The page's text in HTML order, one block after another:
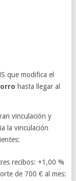
que modifica el
hasta llegar al
vinculación y
la vinculación
recibos: +1,00 %
de 700 € al mes: